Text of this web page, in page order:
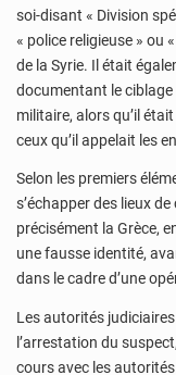
soi-disant « Division
« police religieuse » ou
de la Syrie. Il était
documentant le
militaire, alors qu’il
ceux qu’il appelait les
Selon les premiers
s’échapper des lieux
précisément la Grèce,
une fausse identité,
dans le cadre d’une
Les autorités
l’arrestation du
cours avec les